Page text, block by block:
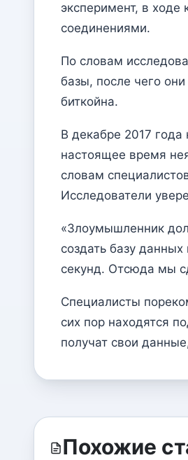
эксперимент, в
соединениями.
По словам
базы, после чего
биткойна.
В декабре 2017 года
настоящее время
словам
Исследователи
«Злоумышленник
создать базу
секунд. Отсюда мы
Специалисты
сих пор находятся
получат свои
Похожие